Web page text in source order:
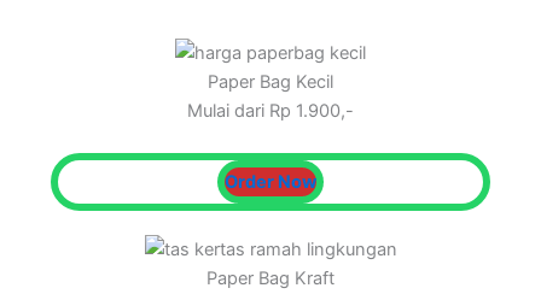
Paper Bag Kecil
Mulai dari Rp 1.900,-
Order Now
Paper Bag Kraft